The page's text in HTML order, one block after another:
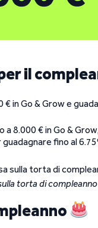
il
in Go & Grow e
8.000 € in Go &
fino al
torta di compleanno